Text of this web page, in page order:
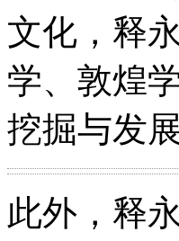
文化，释
学、敦煌
挖掘与发
此外，释